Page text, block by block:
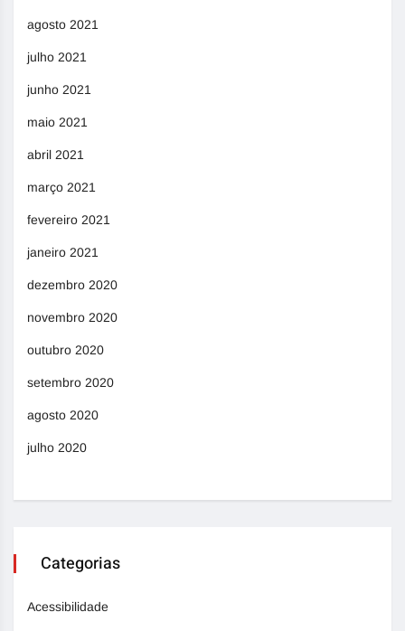
agosto 2021
julho 2021
junho 2021
maio 2021
abril 2021
março 2021
fevereiro 2021
janeiro 2021
dezembro 2020
novembro 2020
outubro 2020
setembro 2020
agosto 2020
julho 2020
Categorias
Acessibilidade